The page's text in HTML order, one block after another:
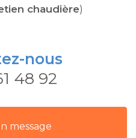
chaudière)
nous
48 92
message